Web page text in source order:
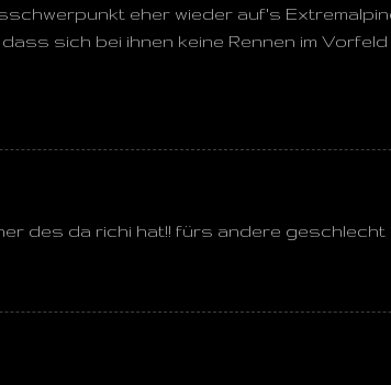
eher wieder auf's
sich bei ihnen keine Rennen im Vorfeld
des da richi hat!! fürs andere geschlecht